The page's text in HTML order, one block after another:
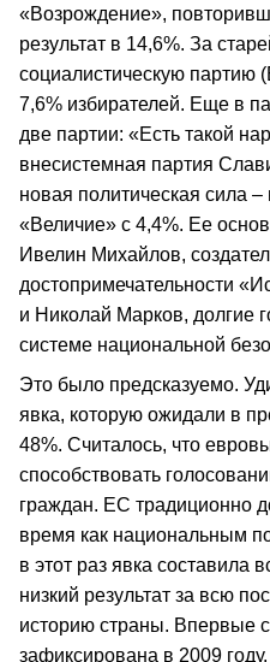
«Возрождение»,
результат в 14,6%. За
социалистическую
7,6% избирателей. Еще в
две партии: «Есть такой
внесистемная партия
новая политическая сила –
«Величие» с 4,4%. Ее
Ивелин Михайлов,
достопримечательности
и Николай Марков,
системе национальной
Это было предсказуемо.
явка, которую ожидали в
48%. Считалось, что
способствовать
граждан. ЕС традиционно
время как национальным
в этот раз явка составила
низкий результат за всю
историю страны. Впервые
зафиксирована в 2009